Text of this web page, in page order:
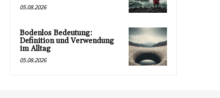
05.08.2026
Bodenlos Bedeutung:
Definition und Verwendung
im Alltag
05.08.2026